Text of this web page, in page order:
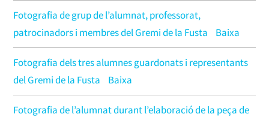
Fotografia de grup de l’alumnat, professorat,
patrocinadors i membres del Gremi de la Fusta
Baixa
Fotografia dels tres alumnes guardonats i representants
del Gremi de la Fusta
Baixa
Fotografia de l’alumnat durant l’elaboració de la peça de